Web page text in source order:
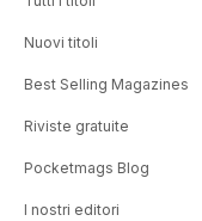
Nuovi titoli
Best Selling Magazines
Riviste gratuite
Pocketmags Blog
I nostri editori